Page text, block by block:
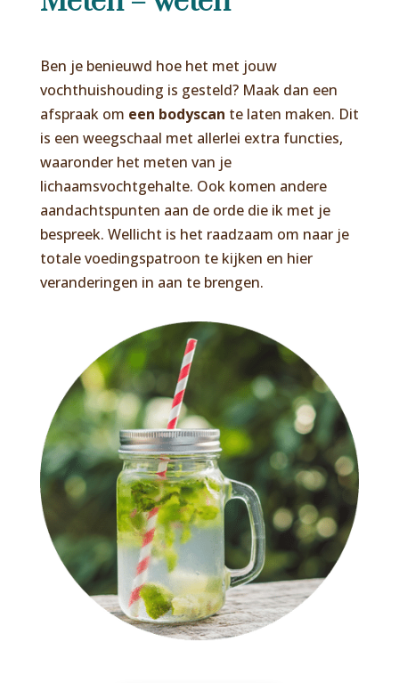
Ben je benieuwd hoe het met jouw
vochthuishouding is gesteld? Maak dan een
afspraak om een bodyscan te laten maken. Dit
is een weegschaal met allerlei extra functies,
waaronder het meten van je
lichaamsvochtgehalte. Ook komen andere
aandachtspunten aan de orde die ik met je
bespreek. Wellicht is het raadzaam om naar je
totale voedingspatroon te kijken en hier
veranderingen in aan te brengen.